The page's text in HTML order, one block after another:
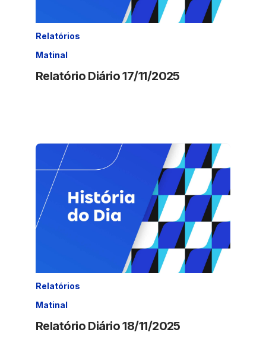
Relatórios
Matinal
Relatório Diário 17/11/2025
Relatórios
Matinal
Relatório Diário 18/11/2025